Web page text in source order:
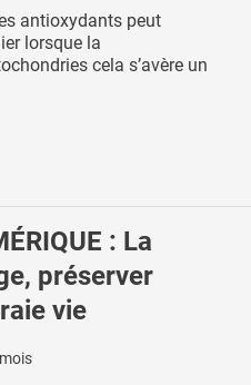
antioxydants peut
lorsque la
cela s’avère un
: La
préserver
vie